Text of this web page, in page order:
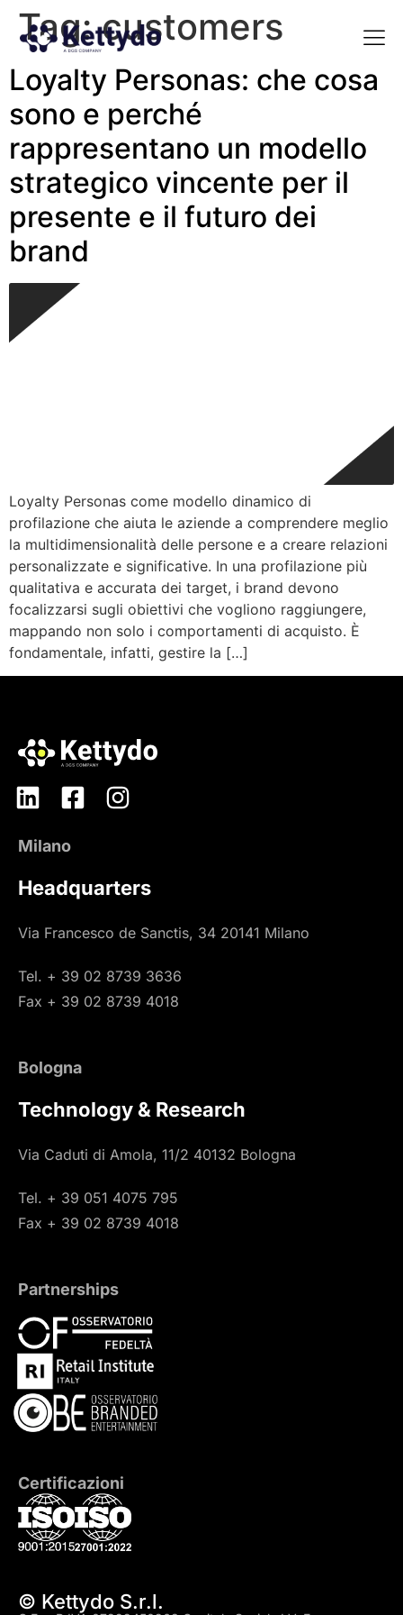
Tag:customers
Loyalty Personas: che cosa
sono e perché
rappresentano un modello
strategico vincente per il
presente e il futuro dei
brand
Loyalty Personas come modello dinamico di
profilazione che aiuta le aziende a comprendere meglio
la multidimensionalità delle persone e a creare relazioni
personalizzate e significative. In una profilazione più
qualitativa e accurata dei target, i brand devono
focalizzarsi sugli obiettivi che vogliono raggiungere,
mappando non solo i comportamenti di acquisto. È
fondamentale, infatti, gestire la […]
Milano
Headquarters
Via Francesco de Sanctis, 34 20141 Milano
Tel. + 39 02 8739 3636
Fax + 39 02 8739 4018
Bologna
Technology & Research
Via Caduti di Amola, 11/2 40132 Bologna
Tel. + 39 051 4075 795
Fax + 39 02 8739 4018
Partnerships
Certificazioni
© Kettydo S.r.l.